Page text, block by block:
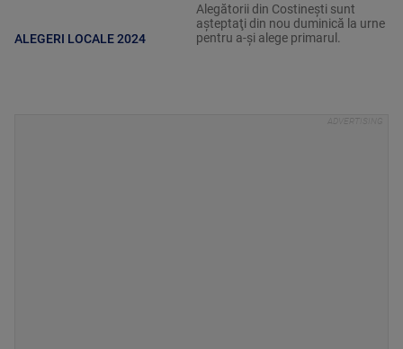
ALEGERI LOCALE 2024
Alegătorii din Costineşti sunt
aşteptaţi din nou duminică la urne
pentru a-şi alege primarul.